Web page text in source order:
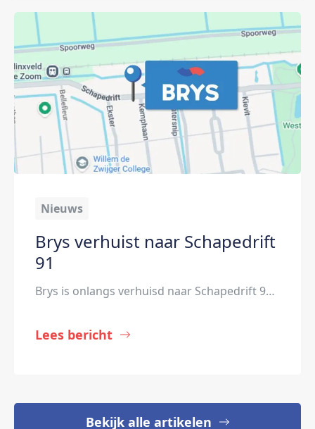
Nieuws
Brys verhuist naar Schapedrift
91
Brys is onlangs verhuisd naar Schapedrift 91 in Hardinxveld-Giessendam. Vanuit dit nieuwe hoofdkantoor van de recruitmentlabels kan nog beter worden samengewerkt met collega’s. “Door de centrale ligging en de aanwezigheid van verschillende labels en afdelingen onder één dak kunnen we efficiënter samenwerken en kennis gemakkelijker delen.” De verhuizing sluit volgens manager Johan Scheurwater goed aan […]
Lees bericht
Bekijk alle artikelen